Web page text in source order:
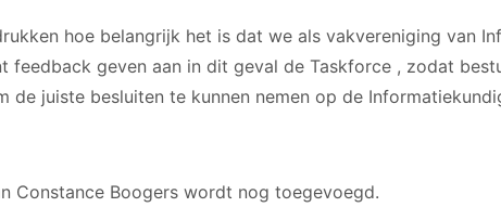
hoe belangrijk het is dat we als vakvereniging van
feedback geven aan in dit geval de Taskforce , zodat
juiste besluiten te kunnen nemen op de
Constance Boogers wordt nog toegevoegd.